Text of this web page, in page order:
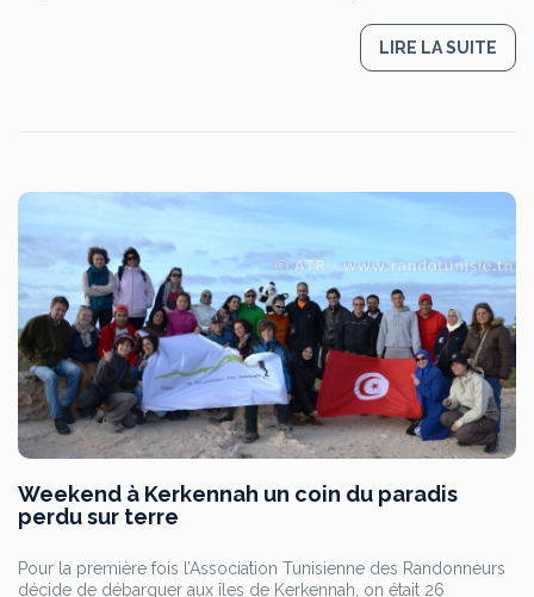
LIRE LA SUITE
Weekend à Kerkennah un coin du paradis
perdu sur terre
Pour la première fois l’Association Tunisienne des Randonneurs
décide de débarquer aux îles de Kerkennah, on était 26